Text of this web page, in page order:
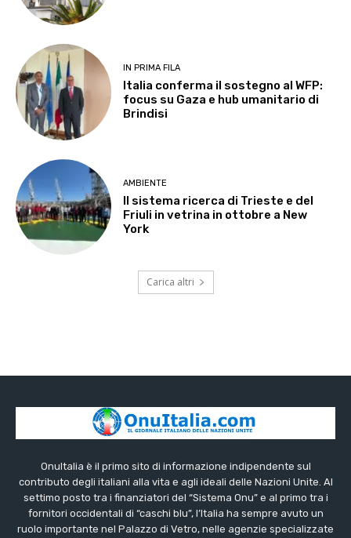
IN PRIMA FILA
Italia conferma il sostegno al WFP:
focus su Gaza e hub umanitario di
Brindisi
AMBIENTE
Il sistema ricerca di Trieste e del
Friuli in vetrina in ottobre a New
York
Carica altri
OnuItalia è il primo sito di informazione indipendente sul
contributo degli italiani alla vita e agli ideali delle Nazioni Unite. Al
settimo posto tra i finanziatori del “Sistema Onu” e al primo tra i
fornitori occidentali di “caschi blu”, l’Italia ha sempre avuto un
ruolo importante nel Palazzo di Vetro, nelle agenzie specializzate